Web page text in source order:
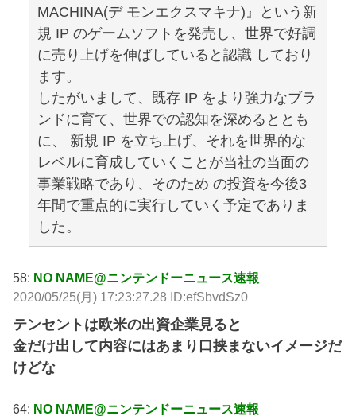
MACHINA(デ モンエクスマキナ)』という新
規 IP のゲームソフトを発売し、世界で好調
に売り上げを伸ばしていると認識 しており
ます。
したがいまして、既存 IP をより強力なブラ
ンドに育て、世界での認知を深めるととも
に、 新規 IP を立ち上げ、それを世界的な
レベルに育成していくことが当社の当面の
事業戦略であり、そのため の投資を今後3
年間で重点的に実行していく予定でありま
した。
58: NO NAME@ニンテンドーニュース速報
2020/05/25(月) 17:23:27.28 ID:efSbvdSz0
テンセントは欧米の出資企業見ると
金だけ出して内容にはあまり口挟まないイメージだ
けどな
64: NO NAME@ニンテンドーニュース速報